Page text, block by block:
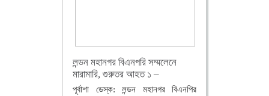
লন্ডন মহানগর বিএনপরি সম্মলেনে
মারামারি, গুরুতর আহত ১ –
পূর্বাশা ডেস্ক: লন্ডন মহানগর বিএনপির